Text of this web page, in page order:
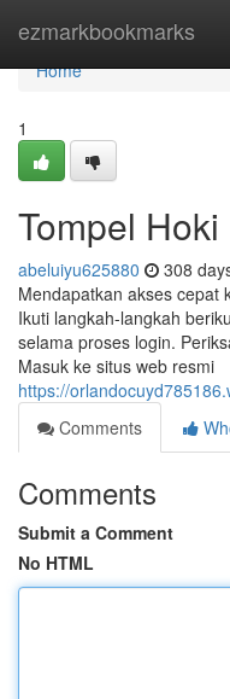
ezmarkbookmarks
Home
Home
1
Tompel
abeluiyu625880 308
Mendapatkan akses cepat
Ikuti langkah-langkah
selama proses login.
Masuk ke situs web resmi
https://
Comments
Comments
Submit a Comment
No HTML